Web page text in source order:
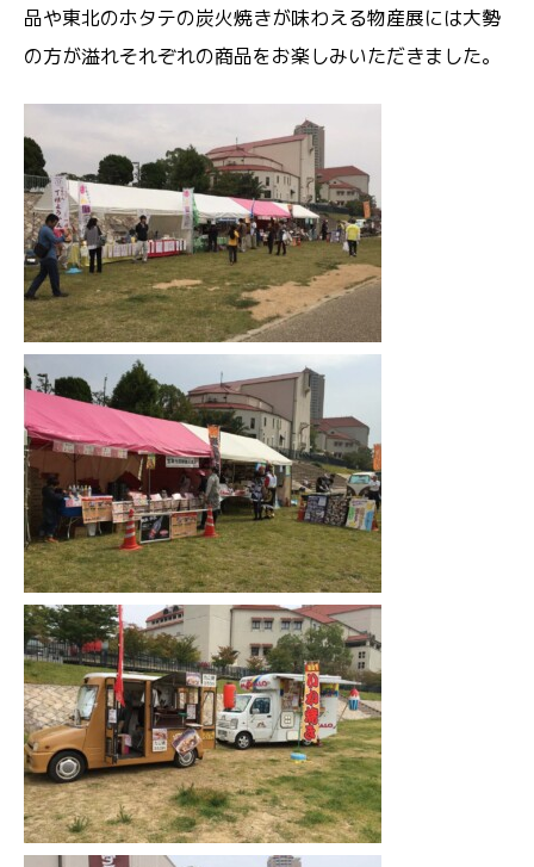
品や東北のホタテの炭火焼きが味わえる物産展には大勢
の方が溢れそれぞれの商品をお楽しみいただきました。